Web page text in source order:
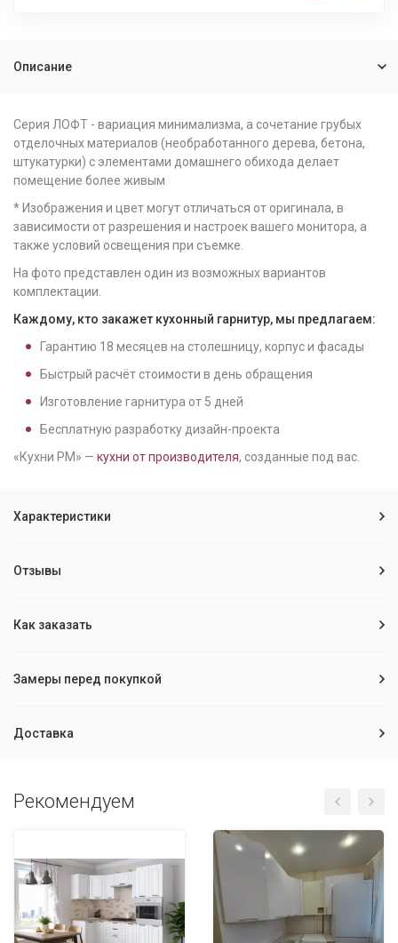
Описание
Серия ЛОФТ - вариация минимализма, а сочетание грубых
отделочных материалов (необработанного дерева, бетона,
штукатурки) с элементами домашнего обихода делает
помещение более живым
* Изображения и цвет могут отличаться от оригинала, в
зависимости от разрешения и настроек вашего монитора, а
также условий освещения при съемке.
На фото представлен один из возможных вариантов
комплектации.
Каждому, кто закажет кухонный гарнитур, мы предлагаем:
Гарантию 18 месяцев на столешницу, корпус и фасады
Быстрый расчёт стоимости в день обращения
Изготовление гарнитура от 5 дней
Бесплатную разработку дизайн-проекта
«Кухни РМ» — кухни от производителя, созданные под вас.
Характеристики
Отзывы
Как заказать
Замеры перед покупкой
Доставка
Рекомендуем